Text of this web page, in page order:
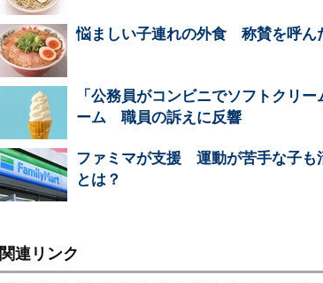
悩ましい子連れの外食 称賛を呼ん
「公務員がコンビニでソフトクリ
ーム 職員の訴えに反響
ファミマが支援 運動が苦手な子も
とは？
関連リンク